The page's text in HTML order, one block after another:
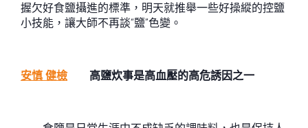
握欠好食鹽攝進的標準，明天就推舉一些好操縱的控鹽
小技能，讓大師不再談“鹽”色變。
安慎 健檢 高鹽炊事是高血壓的高危誘因之一